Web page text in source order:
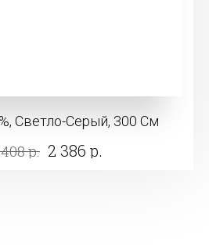
Светло-Серый, 300 См
р. 2 386 р.